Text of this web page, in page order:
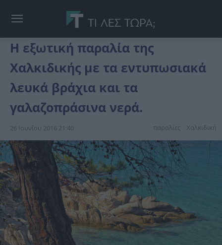
Η εξωτική παραλία της
Χαλκιδικής με τα εντυπωσιακά
λευκά βράχια και τα
γαλαζοπράσινα νερά.
26 Ιουνίου 2016 21:40 παραλίες Χαλκιδική